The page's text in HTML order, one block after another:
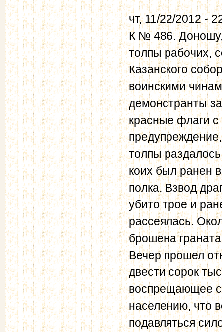
чт, 11/22/2012 -
К № 486. Доношу,
толпы рабочих,
Казанского
воинскими
демонстранты
красные флаги
толпы
коих был ранен
полка. Взвод
убито трое и
рассеялась.
брошена
Вечер прошел
двести сорок
воспрещающее
населению, что
подавляться